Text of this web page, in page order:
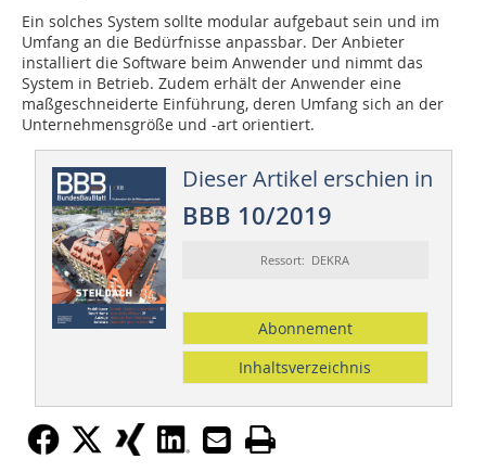
Ein solches System sollte modular aufgebaut sein und im
Umfang an die Bedürfnisse anpassbar. Der Anbieter
installiert die Software beim Anwender und nimmt das
System in Betrieb. Zudem erhält der Anwender eine
maßgeschneiderte Einführung, deren Umfang sich an der
Unternehmensgröße und -art orientiert.
Dieser Artikel erschien in
BBB 10/2019
Ressort: DEKRA
Abonnement
Inhaltsverzeichnis